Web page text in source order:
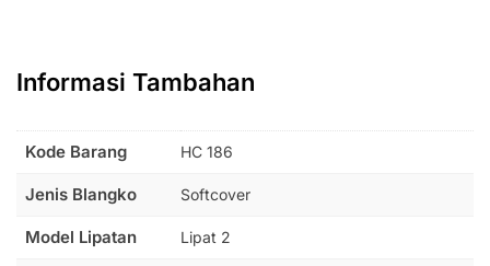
Informasi Tambahan
Kode Barang HC 186
Jenis Blangko Softcover
Model Lipatan Lipat 2